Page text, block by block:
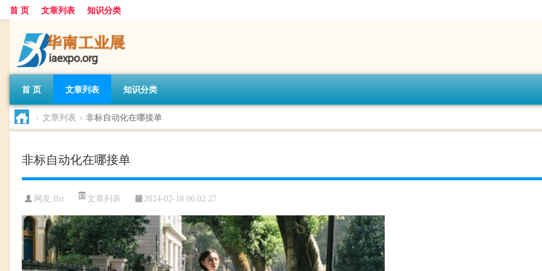
首 页 文章列表 知识分类
首 页 文章列表 知识分类
> 文章列表 > 非标自动化在哪接单
非标自动化在哪接单
网友:fbz 文章列表 2024-02-18 06:02:27